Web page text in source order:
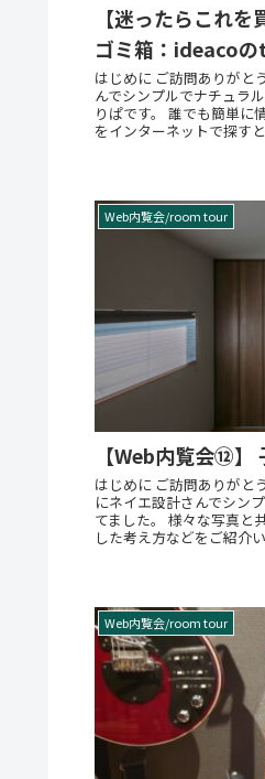
【迷ったらこれを
ゴミ箱：ideaco
はじめに ご訪問ありがと
んでシンプルでナチュラ
りぱです。 誰でも簡単に
をインターネットで探す
Web内覧会/room tour
【Web内覧会⑫】
はじめに ご訪問ありがと
にネイエ設計さんでシン
てました。 様々な写真と
した考え方などをご紹介
Web内覧会/room tour